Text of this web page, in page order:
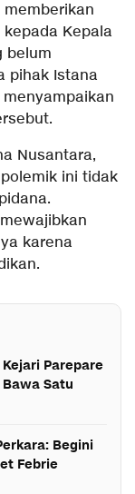
Kepala
belum
pihak Istana
Nusantara,
ini tidak
karena
Parepare
Satu
Begini
Febrie